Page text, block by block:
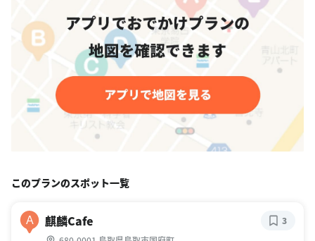
このプランのスポット一覧
A 麒麟Cafe 3